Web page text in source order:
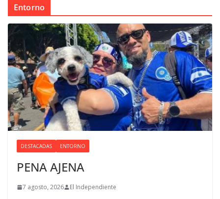
Entorno
DESTACADAS ENTORNO
PENA AJENA
7 agosto, 2026 El Independiente